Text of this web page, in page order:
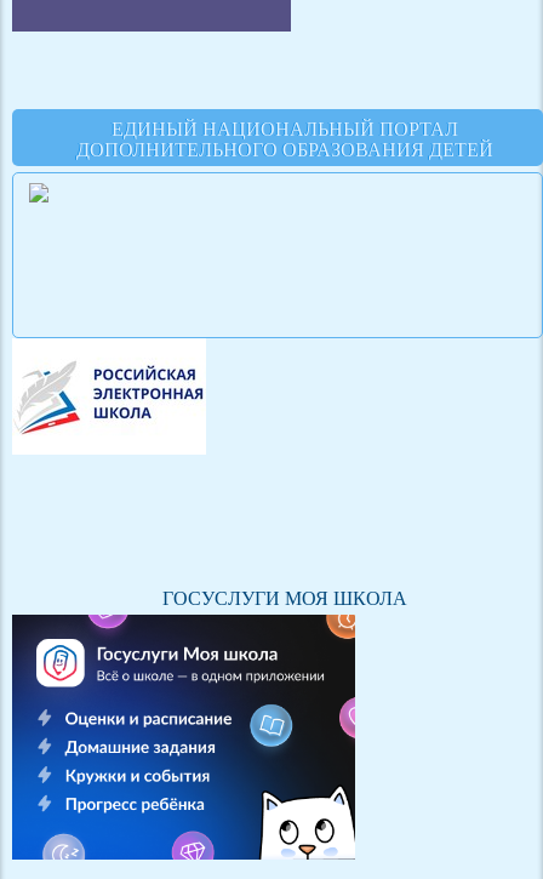
ЕДИНЫЙ НАЦИОНАЛЬНЫЙ ПОРТАЛ
ДОПОЛНИТЕЛЬНОГО ОБРАЗОВАНИЯ ДЕТЕЙ
ГОСУСЛУГИ МОЯ ШКОЛА